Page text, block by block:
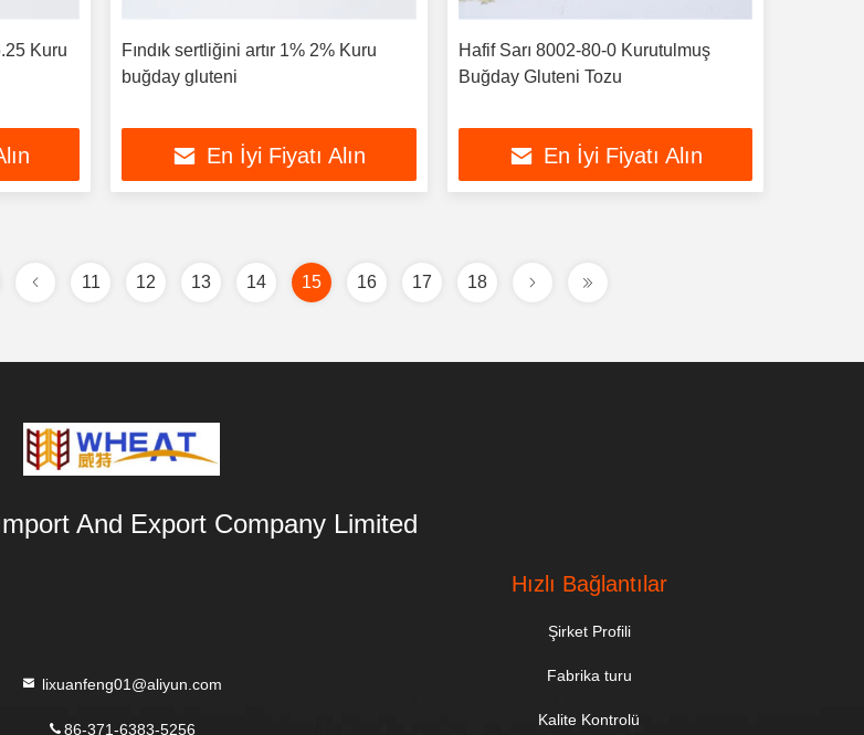
Kuru
Fındık sertliğini artır 1% 2% Kuru
buğday gluteni
En İyi Fiyatı Alın
Hafif Sarı 8002-80-0 Kurutulmuş
Buğday Gluteni Tozu
En İyi Fiyatı Alın
11 12 13 14 15 16 17 18
And Export Company Limited
lixuanfeng01@aliyun.com
86-371-6383-5256
Hızlı Bağlantılar
Şirket Profili
Fabrika turu
Kalite Kontrolü